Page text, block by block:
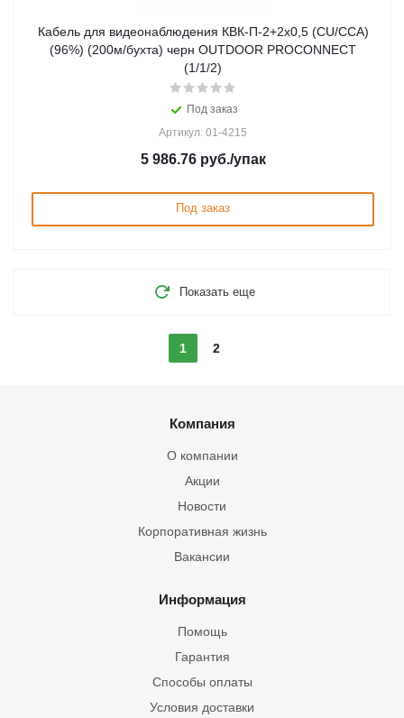
Кабель для видеонаблюдения КВК-П-2+2х0,5 (CU/CCA)
(96%) (200м/бухта) черн OUTDOOR PROCONNECT
(1/1/2)
Под заказ
Артикул: 01-4215
5 986.76руб./упак
Под заказ
Показать еще
1 2
Компания
О компании
Акции
Новости
Корпоративная жизнь
Вакансии
Информация
Помощь
Гарантия
Способы оплаты
Условия доставки